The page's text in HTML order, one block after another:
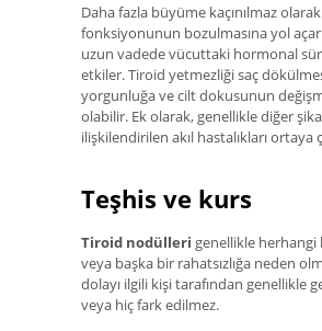
Daha fazla büyüme kaçınılmaz
fonksiyonunun bozulmasına yol
uzun vadede vücuttaki hormonal
etkiler. Tiroid yetmezliği saç
yorgunluğa ve cilt dokusunun
olabilir. Ek olarak, genellikle diğer
ilişkilendirilen akıl hastalıkları ortaya
Teşhis ve kurs
Tiroid nodülleri genellikle herhangi
veya başka bir rahatsızlığa neden
dolayı ilgili kişi tarafından genellikle
veya hiç fark edilmez.